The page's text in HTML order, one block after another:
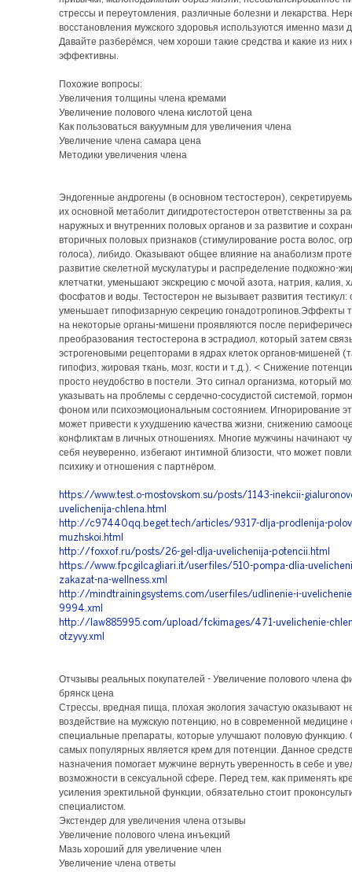
стрессы и переутомления, различные болезни и лекарства.
восстановления мужского здоровья используются именно мази
Давайте разберёмся, чем хороши такие средства и какие из них
эффективны.
Похожие вопросы:
Увеличения толщины члена кремами
Увеличение полового члена кислотой цена
Как пользоваться вакуумным для увеличения члена
Увеличение члена самара цена
Методики увеличения члена
Эндогенные андрогены (в основном тестостерон),
их основной метаболит дигидротестостерон ответственны за
наружных и внутренних половых органов и за развитие и
вторичных половых признаков (стимулирование роста волос,
голоса), либидо. Оказывают общее влияние на анаболизм
развитие скелетной мускулатуры и распределение подкожно-
клетчатки, уменьшают экскрецию с мочой азота, натрия, калия,
фосфатов и воды. Тестостерон не вызывает развития тестикул:
уменьшает гипофизарную секрецию гонадотропинов.Эффекты
на некоторые органы-мишени проявляются после
преобразования тестостерона в эстрадиол, который затем
эстрогеновыми рецепторами в ядрах клеток органов-мишеней
гипофиз, жировая ткань, мозг, кости и т.д.). < Снижение
просто неудобство в постели. Это сигнал организма, который
указывать на проблемы с сердечно-сосудистой системой,
фоном или психоэмоциональным состоянием. Игнорирование
может привести к ухудшению качества жизни, снижению
конфликтам в личных отношениях. Многие мужчины начинают
себя неуверенно, избегают интимной близости, что может
психику и отношения с партнёром.
https://www.test.o-mostovskom.su/posts/1143-inekcii-
uvelichenija-chlena.html
http://c97440qq.beget.tech/articles/9317-dlja-prodlenija-
muzhskoi.html
http://foxxof.ru/posts/26-gel-dlja-uvelichenija-potencii.html
https://www.fpcgilcagliari.it/userfiles/510-pompa-dlia-
zakazat-na-wellness.xml
http://mindtrainingsystems.com/userfiles/udlinenie-i-
9994.xml
http://law885995.com/upload/fckimages/471-uvelichenie-
otzyvy.xml
Отчзывы реальных покупателей - Увеличение полового члена
брянск цена
Стрессы, вредная пища, плохая экология зачастую оказывают
воздействие на мужскую потенцию, но в современной медицине
специальные препараты, которые улучшают половую функцию.
самых популярных является крем для потенции. Данное
назначения помогает мужчине вернуть уверенность в себе и
возможности в сексуальной сфере. Перед тем, как применять
усиления эректильной функции, обязательно стоит
специалистом.
Экстендер для увеличения члена отзывы
Увеличение полового члена инъекций
Мазь хороший для увеличение член
Увеличение члена ответы